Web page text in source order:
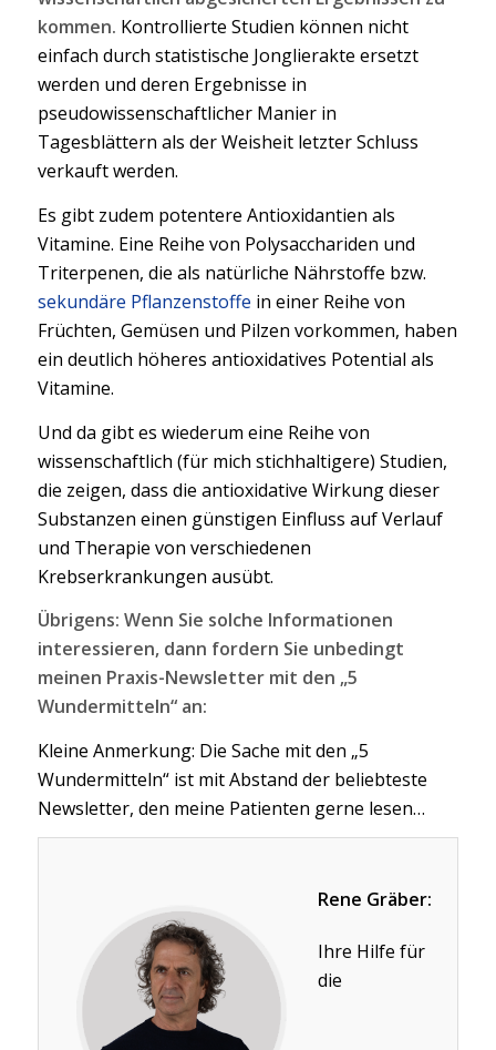
kommen. Kontrollierte Studien können nicht
einfach durch statistische Jonglierakte ersetzt
werden und deren Ergebnisse in
pseudowissenschaftlicher Manier in
Tagesblättern als der Weisheit letzter Schluss
verkauft werden.
Es gibt zudem potentere Antioxidantien als
Vitamine. Eine Reihe von Polysacchariden und
Triterpenen, die als natürliche Nährstoffe bzw.
sekundäre Pflanzenstoffe in einer Reihe von
Früchten, Gemüsen und Pilzen vorkommen, haben
ein deutlich höheres antioxidatives Potential als
Vitamine.
Und da gibt es wiederum eine Reihe von
wissenschaftlich (für mich stichhaltigere) Studien,
die zeigen, dass die antioxidative Wirkung dieser
Substanzen einen günstigen Einfluss auf Verlauf
und Therapie von verschiedenen
Krebserkrankungen ausübt.
Übrigens: Wenn Sie solche Informationen
interessieren, dann fordern Sie unbedingt
meinen Praxis-Newsletter mit den „5
Wundermitteln“ an:
Kleine Anmerkung: Die Sache mit den „5
Wundermitteln“ ist mit Abstand der beliebteste
Newsletter, den meine Patienten gerne lesen…
Rene Gräber:
Ihre Hilfe für
die